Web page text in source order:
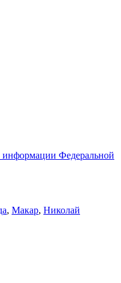
Федеральной
, Макар, Николай